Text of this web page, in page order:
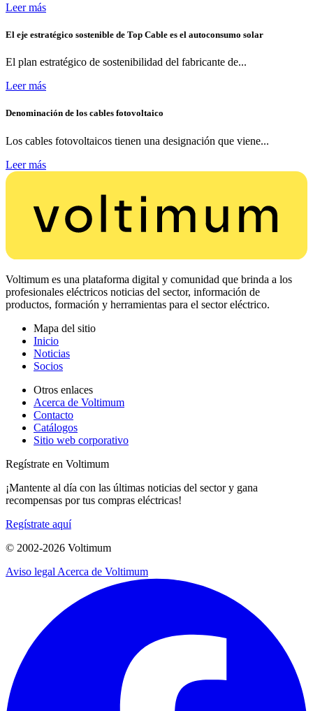
Leer más
El eje estratégico sostenible de Top Cable es el autoconsumo solar
El plan estratégico de sostenibilidad del fabricante de...
Leer más
Denominación de los cables fotovoltaico
Los cables fotovoltaicos tienen una designación que viene...
Leer más
Voltimum es una plataforma digital y comunidad que brinda a los
profesionales eléctricos noticias del sector, información de
productos, formación y herramientas para el sector eléctrico.
Mapa del sitio
Inicio
Noticias
Socios
Otros enlaces
Acerca de Voltimum
Contacto
Catálogos
Sitio web corporativo
Regístrate en Voltimum
¡Mantente al día con las últimas noticias del sector y gana
recompensas por tus compras eléctricas!
Regístrate aquí
© 2002-2026 Voltimum
Aviso legal Acerca de Voltimum